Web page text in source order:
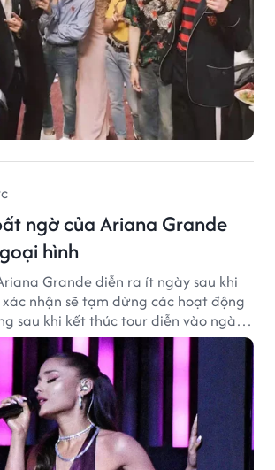
ngờ của Ariana Grande
hình
Grande diễn ra ít ngày sau khi
nhận sẽ tạm dừng các hoạt động
sau khi kết thúc tour diễn vào ngày